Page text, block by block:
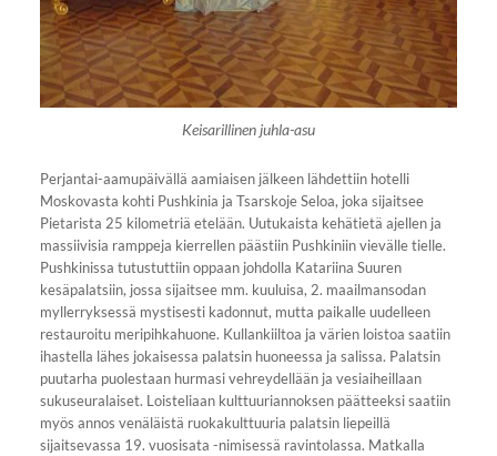
Keisarillinen juhla-asu
Perjantai-aamupäivällä aamiaisen jälkeen lähdettiin hotelli
Moskovasta kohti Pushkinia ja Tsarskoje Seloa, joka sijaitsee
Pietarista 25 kilometriä etelään. Uutukaista kehätietä ajellen ja
massiivisia ramppeja kierrellen päästiin Pushkiniin vievälle tielle.
Pushkinissa tutustuttiin oppaan johdolla Katariina Suuren
kesäpalatsiin, jossa sijaitsee mm. kuuluisa, 2. maailmansodan
myllerryksessä mystisesti kadonnut, mutta paikalle uudelleen
restauroitu meripihkahuone. Kullankiiltoa ja värien loistoa saatiin
ihastella lähes jokaisessa palatsin huoneessa ja salissa. Palatsin
puutarha puolestaan hurmasi vehreydellään ja vesiaiheillaan
sukuseuralaiset. Loisteliaan kulttuuriannoksen päätteeksi saatiin
myös annos venäläistä ruokakulttuuria palatsin liepeillä
sijaitsevassa 19. vuosisata -nimisessä ravintolassa. Matkalla